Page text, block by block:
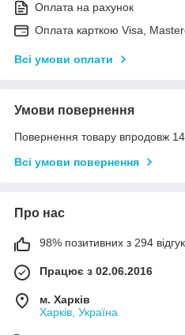
Оплата на рахунок
Оплата карткою Visa,
Всі умови оплати
Умови повернення
Повернення товару впродовж
Всі умови повернення
Про нас
98% позитивних з 294
Працює з 02.06.2016
м. Харків
Харків, Україна